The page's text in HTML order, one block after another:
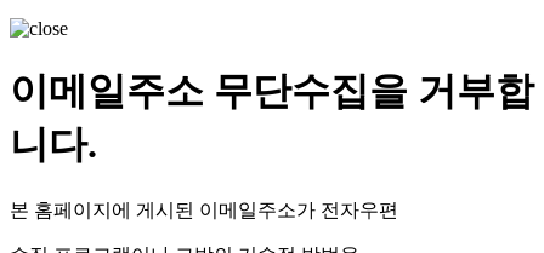
이메일주소 무단수집을 거부합
니다.
본 홈페이지에 게시된 이메일주소가 전자우편